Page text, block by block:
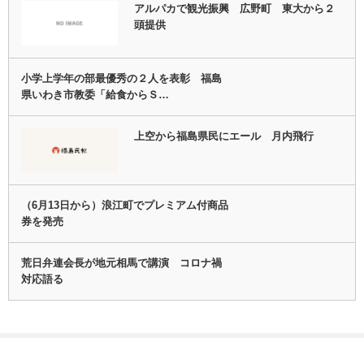
アルパカで観光振興 広野町 東大から２
頭提供
小学上学年の部最優秀の２人を表彰 福島
県いわき市教委「給食からＳ…
上空から福島県民にエール 月内飛行
（6月13日から）浪江町でプレミアム付商品
券を発売
荒日弁連会長が地元相馬で講演 コロナ禍
対応語る